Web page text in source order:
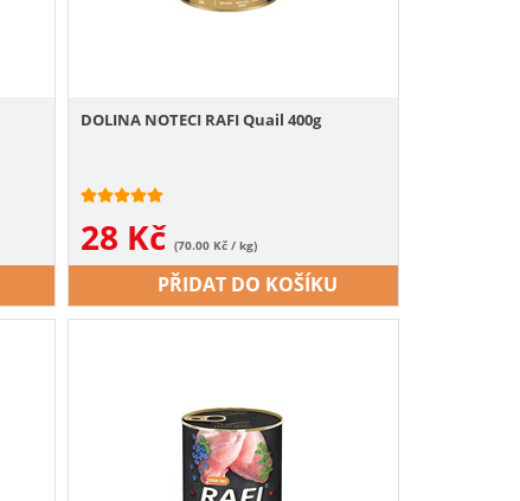
DOLINA NOTECI RAFI Quail 400g
28 Kč (70.00 Kč / kg)
PŘIDAT DO KOŠÍKU